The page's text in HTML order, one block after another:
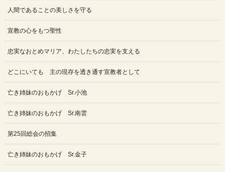
人間であることの美しさを守る
宣教の心をもつ聖性
忠実なおとめマリア、わたしたちの忠実を支える
どこにいても 主の現存を透き通す宣教者として
亡き姉妹のおもかげ Sr.小池
亡き姉妹のおもかげ Sr.南雲
第25回総会の招集
亡き姉妹のおもかげ Sr.金子